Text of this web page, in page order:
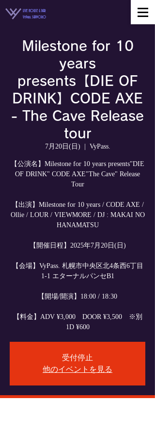
LIVE HOUSE & BAR
VyPass. SAPPORO
Milestone for 10
years
presents【DIE OF
DRINK】CODE AXE
- The Cave Release
tour
7月20日(日) VyPass.
【公演名】Milestone for 10 years presents"DIE
OF DRINK" CODE AXE"The Cave" Release
Tour
【出演】Milestone for 10 years / CODE AXE /
Ollie / LOUR / VIEWMORE / DJ : MAKAI NO
HANAMATSU
【開催日程】2025年7月20日(日)
【会場】VyPass. 札幌市中央区北4条西6丁目
1-1 エターナルパンセB1
【開場/開演】18:00 / 18:30
【料金】ADV ¥3,000 DOOR ¥3,500 ※別
1D ¥600
受付停止
他のイベントを見る